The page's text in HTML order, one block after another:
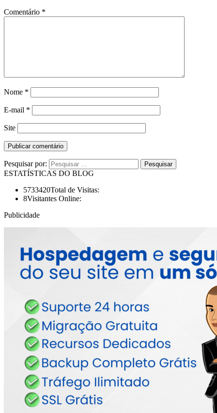
Comentário *
Nome *
E-mail *
Site
Pesquisar por:
ESTATÍSTICAS DO BLOG
5733420Total de Visitas:
8Visitantes Online:
Publicidade